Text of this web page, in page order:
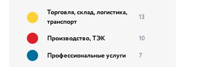
Торговля, склад, логистика,
транспорт
13
Производство, ТЭК
10
Профессиональные услуги
7